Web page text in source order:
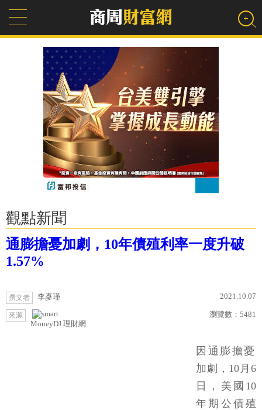
觀點新聞
通膨擔憂加劇，10年債殖利率一度升破
1.57%
撰文者 李彥瑾 2021.10.07
來源
MoneyDJ 理財網
瀏覽數： 5481
因通膨擔憂
加劇，10月6
日，美國10
年期公債殖